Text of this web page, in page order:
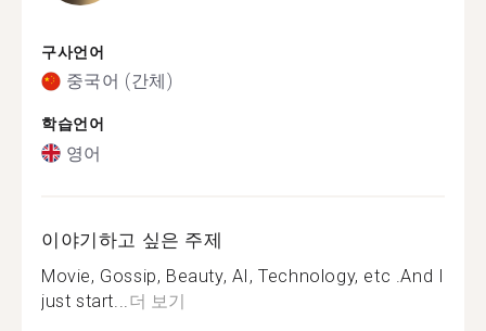
구사언어
중국어 (간체)
학습언어
영어
이야기하고 싶은 주제
Movie, Gossip, Beauty, AI, Technology, etc .And I
just start... 더 보기